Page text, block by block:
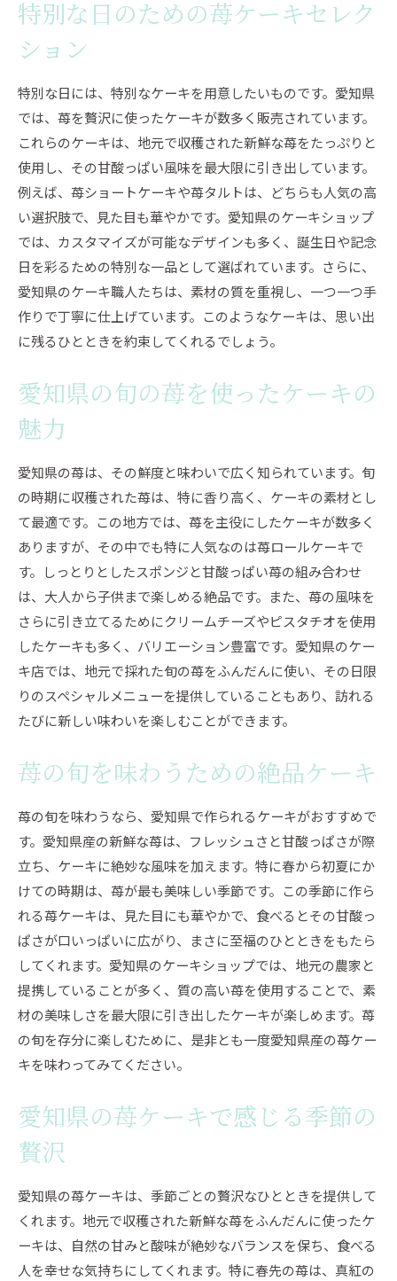
特別な日のための苺ケーキセレク
ション
特別な日には、特別なケーキを用意したいものです。愛知県
では、苺を贅沢に使ったケーキが数多く販売されています。
これらのケーキは、地元で収穫された新鮮な苺をたっぷりと
使用し、その甘酸っぱい風味を最大限に引き出しています。
例えば、苺ショートケーキや苺タルトは、どちらも人気の高
い選択肢で、見た目も華やかです。愛知県のケーキショップ
では、カスタマイズが可能なデザインも多く、誕生日や記念
日を彩るための特別な一品として選ばれています。さらに、
愛知県のケーキ職人たちは、素材の質を重視し、一つ一つ手
作りで丁寧に仕上げています。このようなケーキは、思い出
に残るひとときを約束してくれるでしょう。
愛知県の旬の苺を使ったケーキの
魅力
愛知県の苺は、その鮮度と味わいで広く知られています。旬
の時期に収穫された苺は、特に香り高く、ケーキの素材とし
て最適です。この地方では、苺を主役にしたケーキが数多く
ありますが、その中でも特に人気なのは苺ロールケーキで
す。しっとりとしたスポンジと甘酸っぱい苺の組み合わせ
は、大人から子供まで楽しめる絶品です。また、苺の風味を
さらに引き立てるためにクリームチーズやピスタチオを使用
したケーキも多く、バリエーション豊富です。愛知県のケー
キ店では、地元で採れた旬の苺をふんだんに使い、その日限
りのスペシャルメニューを提供していることもあり、訪れる
たびに新しい味わいを楽しむことができます。
苺の旬を味わうための絶品ケーキ
苺の旬を味わうなら、愛知県で作られるケーキがおすすめで
す。愛知県産の新鮮な苺は、フレッシュさと甘酸っぱさが際
立ち、ケーキに絶妙な風味を加えます。特に春から初夏にか
けての時期は、苺が最も美味しい季節です。この季節に作ら
れる苺ケーキは、見た目にも華やかで、食べるとその甘酸っ
ぱさが口いっぱいに広がり、まさに至福のひとときをもたら
してくれます。愛知県のケーキショップでは、地元の農家と
提携していることが多く、質の高い苺を使用することで、素
材の美味しさを最大限に引き出したケーキが楽しめます。苺
の旬を存分に楽しむために、是非とも一度愛知県産の苺ケー
キを味わってみてください。
愛知県の苺ケーキで感じる季節の
贅沢
愛知県の苺ケーキは、季節ごとの贅沢なひとときを提供して
くれます。地元で収穫された新鮮な苺をふんだんに使ったケ
ーキは、自然の甘みと酸味が絶妙なバランスを保ち、食べる
人を幸せな気持ちにしてくれます。特に春先の苺は、真紅の